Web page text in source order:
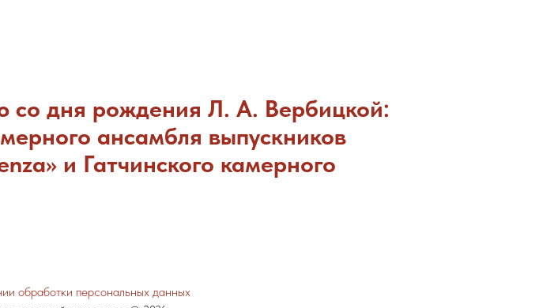
со дня рождения Л. А. Вербицкой:
ансамбля выпускников
и Гатчинского камерного
обработки персональных данных